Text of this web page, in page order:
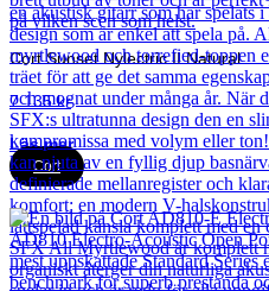
Cort Sunset Nylectric II Natural
7 135kr
Läs mer
Cort